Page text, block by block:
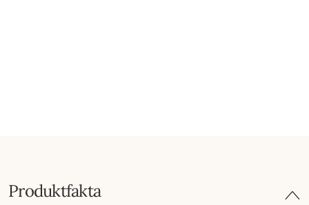
Produktfakta